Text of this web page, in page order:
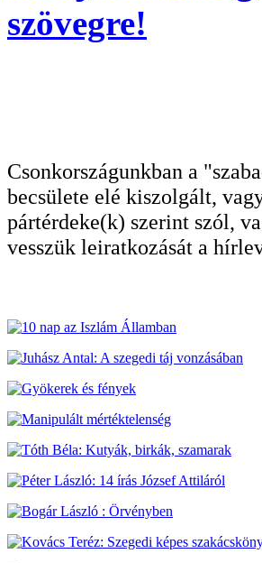
szövegre!
Csonkországunkban a
becsülete elé kiszolgált,
pártérdeke(k) szerint szól,
vesszük leiratkozását a